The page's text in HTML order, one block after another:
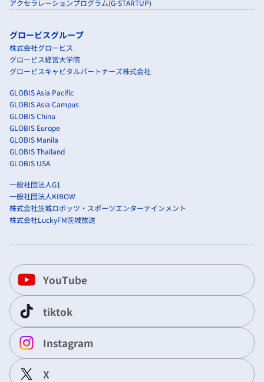
アクセラレーションプログラム(G-STARTUP)
グロービスグループ
株式会社グロービス
グロービス経営大学院
グロービスキャピタルパートナーズ株式会社
GLOBIS Asia Pacific
GLOBIS Asia Campus
GLOBIS China
GLOBIS Europe
GLOBIS Manila
GLOBIS Thailand
GLOBIS USA
一般社団法人G1
一般社団法人KIBOW
株式会社茨城ロボッツ・スポーツエンターテインメント
株式会社LuckyFM茨城放送
YouTube
tiktok
Instagram
X